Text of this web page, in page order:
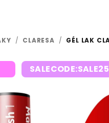
/ CLARESA / GÉL LAK